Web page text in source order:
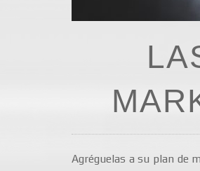
Agréguelas a su plan de